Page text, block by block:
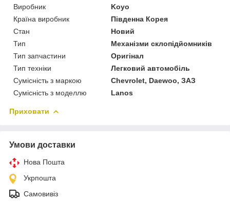
Виробник
Koyo
Країна виробник
Південна Корея
Стан
Новий
Тип
Механізми склопідйомників
Тип запчастини
Оригінал
Тип техніки
Легковий автомобіль
Сумісність з маркою
Chevrolet, Daewoo, ЗАЗ
Сумісність з моделлю
Lanos
Приховати
Умови доставки
Нова Пошта
Укрпошта
Самовивіз